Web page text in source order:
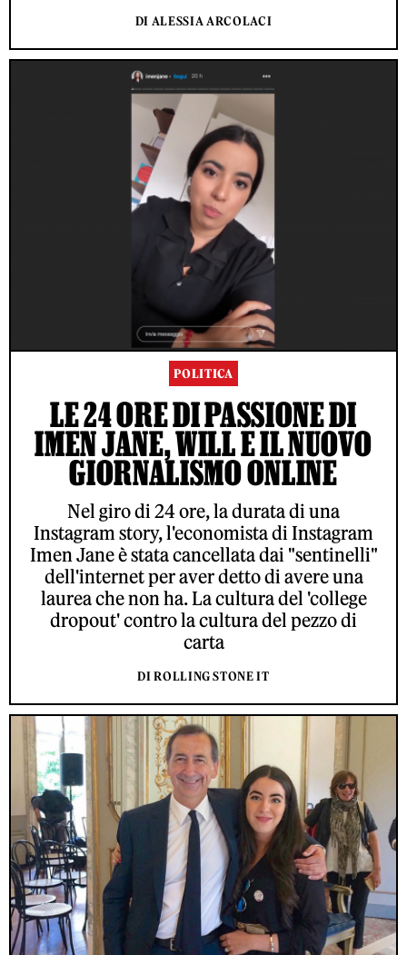
DI ALESSIA ARCOLACI
POLITICA
LE 24 ORE DI PASSIONE DI
IMEN JANE, WILL E IL NUOVO
GIORNALISMO ONLINE
Nel giro di 24 ore, la durata di una
Instagram story, l'economista di Instagram
Imen Jane è stata cancellata dai "sentinelli"
dell'internet per aver detto di avere una
laurea che non ha. La cultura del 'college
dropout' contro la cultura del pezzo di
carta
DI ROLLING STONE IT